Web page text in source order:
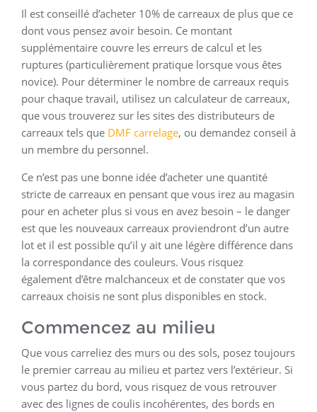
Il est conseillé d’acheter 10% de carreaux de plus que ce
dont vous pensez avoir besoin. Ce montant
supplémentaire couvre les erreurs de calcul et les
ruptures (particulièrement pratique lorsque vous êtes
novice). Pour déterminer le nombre de carreaux requis
pour chaque travail, utilisez un calculateur de carreaux,
que vous trouverez sur les sites des distributeurs de
carreaux tels que DMF carrelage, ou demandez conseil à
un membre du personnel.
Ce n’est pas une bonne idée d’acheter une quantité
stricte de carreaux en pensant que vous irez au magasin
pour en acheter plus si vous en avez besoin – le danger
est que les nouveaux carreaux proviendront d’un autre
lot et il est possible qu’il y ait une légère différence dans
la correspondance des couleurs. Vous risquez
également d’être malchanceux et de constater que vos
carreaux choisis ne sont plus disponibles en stock.
Commencez au milieu
Que vous carreliez des murs ou des sols, posez toujours
le premier carreau au milieu et partez vers l’extérieur. Si
vous partez du bord, vous risquez de vous retrouver
avec des lignes de coulis incohérentes, des bords en